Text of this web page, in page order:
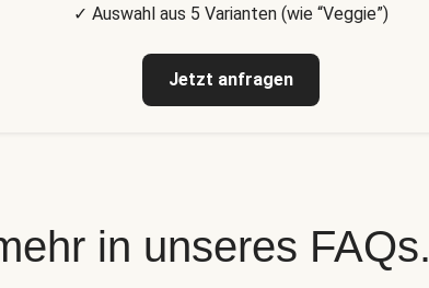
✓ Auswahl aus 5 Varianten (wie “Veggie”)
Jetzt anfragen
in unseres FAQs.